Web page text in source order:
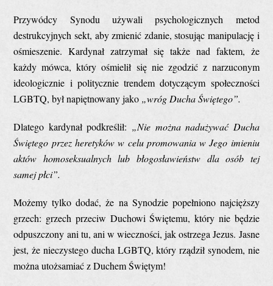
Przywódcy Synodu używali psychologicznych metod
destrukcyjnych sekt, aby zmienić zdanie, stosując manipulację i
ośmieszenie. Kardynał zatrzymał się także nad faktem, że
każdy mówca, który ośmielił się nie zgodzić z narzuconym
ideologicznie i politycznie trendem dotyczącym społeczności
LGBTQ, był napiętnowany jako „wróg Ducha Świętego”.
Dlatego kardynał podkreślił: „Nie można nadużywać Ducha
Świętego przez heretyków w celu promowania w Jego imieniu
aktów homoseksualnych lub błogosławieństw dla osób tej
samej płci”.
Możemy tylko dodać, że na Synodzie popełniono najcięższy
grzech: grzech przeciw Duchowi Świętemu, który nie będzie
odpuszczony ani tu, ani w wieczności, jak ostrzega Jezus. Jasne
jest, że nieczystego ducha LGBTQ, który rządził synodem, nie
można utożsamiać z Duchem Świętym!